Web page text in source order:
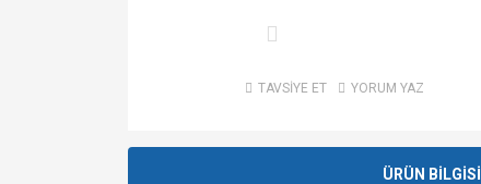
TAVSİYE ET YORUM YAZ
ÜRÜN BİLGİSİ